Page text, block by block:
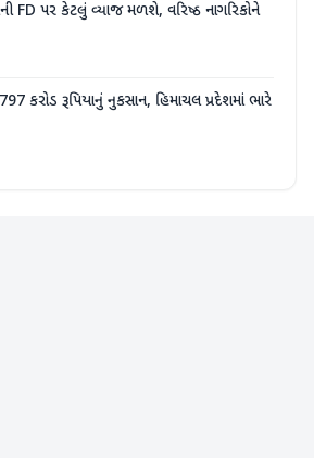
FD પર કેટલું વ્યાજ મળશે, વરિષ્ઠ નાગરિકોને
કરોડ રૂપિયાનું નુકસાન, હિમાચલ પ્રદેશમાં ભારે